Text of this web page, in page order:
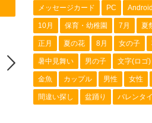
メッセージカード PC Android
10月 保育・幼稚園 7月 夏
正月 夏の花 8月 女の子
暑中見舞い 男の子 文字(ロゴ)
金魚 カップル 男性 女性
間違い探し 盆踊り バレンタ